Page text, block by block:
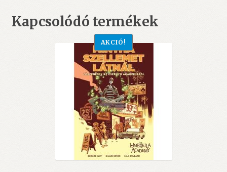
Kapcsolódó termékek
AKCIÓ!